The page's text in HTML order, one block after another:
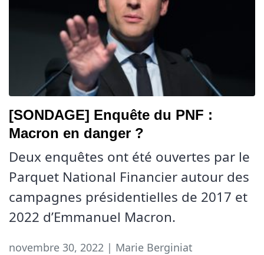
[SONDAGE] Enquête du PNF :
Macron en danger ?
Deux enquêtes ont été ouvertes par le
Parquet National Financier autour des
campagnes présidentielles de 2017 et
2022 d’Emmanuel Macron.
novembre 30, 2022 | Marie Berginiat